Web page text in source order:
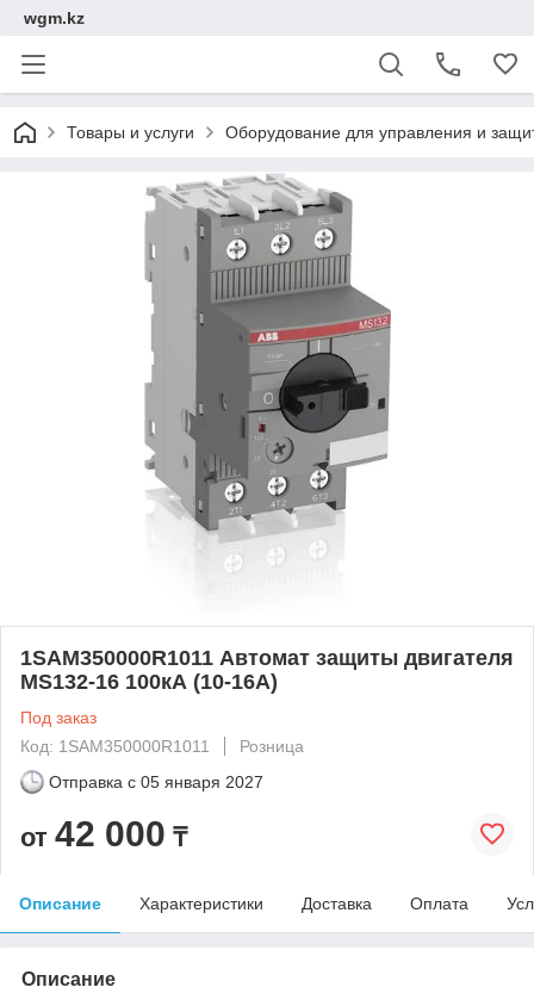
wgm.kz
Товары и услуги Оборудование для управления и
1SAM350000R1011 Автомат защиты двигателя
MS132-16 100кА (10-16А)
Под заказ
Код: 1SAM350000R1011
Розница
Отправка с 05 января 2027
от 42 000 ₸
Описание Характеристики Доставка Оплата
Описание